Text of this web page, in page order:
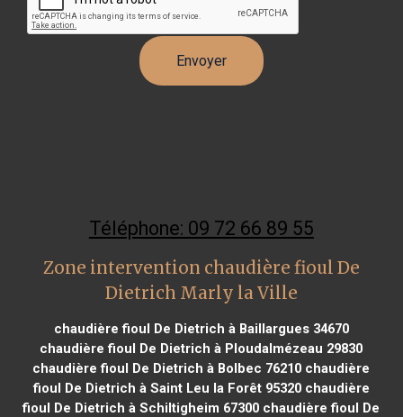
Téléphone: 09 72 66 89 55
Zone intervention chaudière fioul De
Dietrich Marly la Ville
chaudière fioul De Dietrich à Baillargues 34670
chaudière fioul De Dietrich à Ploudalmézeau 29830
chaudière fioul De Dietrich à Bolbec 76210 chaudière
fioul De Dietrich à Saint Leu la Forêt 95320chaudière
fioul De Dietrich à Schiltigheim 67300 chaudière fioul De